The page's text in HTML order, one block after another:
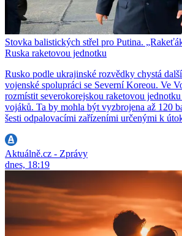
Stovka balistických střel pro Putina.
Ruska raketovou jednotku
Rusko podle ukrajinské rozvědky chystá
vojenské spolupráci se Severní Koreou. Ve
rozmístit severokorejskou raketovou
vojáků. Ta by mohla být vyzbrojena až 120
šesti odpalovacími zařízeními určenými k
Aktuálně.cz - Zprávy
dnes, 18:19